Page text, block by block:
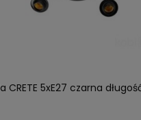
CRETE 5xE27 czarna